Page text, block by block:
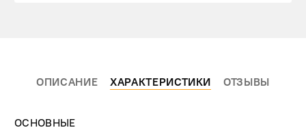
ОПИСАНИЕ ХАРАКТЕРИСТИКИ ОТЗЫВЫ
ОСНОВНЫЕ